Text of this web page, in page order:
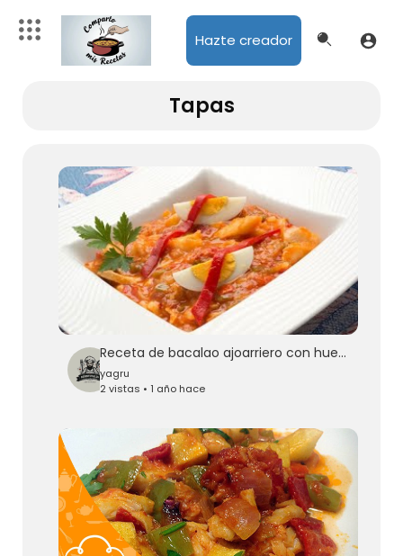
Hazte creador
Tapas
Receta de bacalao ajoarriero con huevo cocido - Karlos Arguiñano
yagru
2 vistas • 1 año hace